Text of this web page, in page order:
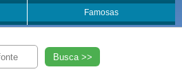
Famosas
Busca >>